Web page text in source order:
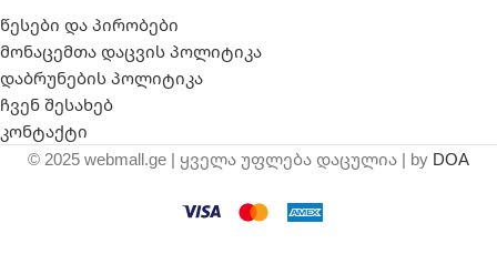
წესები და პირობები
მონაცემთა დაცვის პოლიტიკა
დაბრუნების პოლიტიკა
ჩვენ შესახებ
კონტაქტი
© 2025 webmall.ge | ყველა უფლება დაცულია | by DOA